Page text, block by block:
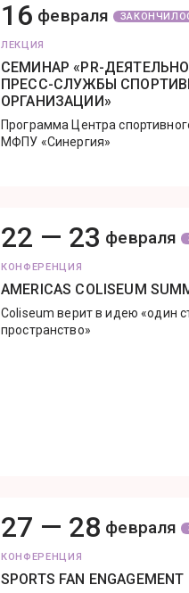
16 февраля
ЛЕКЦИЯ
СЕМИНАР «PR-
ПРЕСС-СЛУЖБЫ
ОРГАНИЗАЦИИ»
Программа Центра
МФПУ «Синергия»
22 — 23 февраля
КОНФЕРЕНЦИЯ
AMERICAS COLISEUM
Coliseum верит в идею «один
пространство»
27 — 28 февраля
КОНФЕРЕНЦИЯ
SPORTS FAN ENGAGEMENT